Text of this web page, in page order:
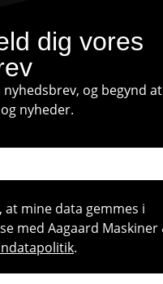
dig vores
og begynd
nyheder.
at mine data gemmes i
med Aagaard Maskiner
.